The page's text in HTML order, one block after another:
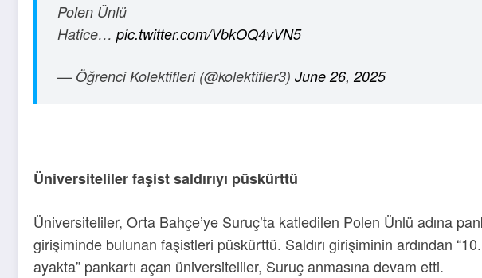
Polen Ünlü
Hatice… pic.twitter.com/VbkOQ4vVN5
— Öğrenci Kolektifleri (@kolektifler3) June 26, 2025
Üniversiteliler faşist saldırıyı püskürttü
Üniversiteliler, Orta Bahçe’ye Suruç’ta katledilen Polen Ünlü adına
girişiminde bulunan faşistleri püskürttü. Saldırı girişiminin ardından
ayakta” pankartı açan üniversiteliler, Suruç anmasına devam etti.